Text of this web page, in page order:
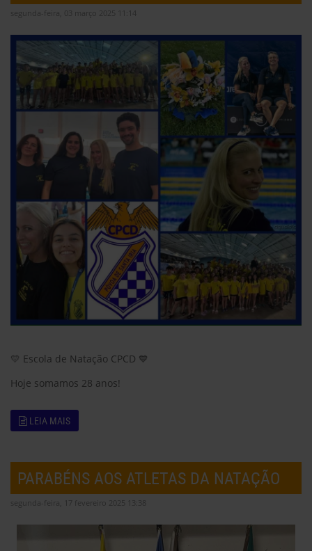
segunda-feira, 03 março 2025 11:14
💛 Escola de Natação CPCD 💙
Hoje somamos 28 anos!
LEIA MAIS
PARABÉNS AOS ATLETAS DA NATAÇÃO
segunda-feira, 17 fevereiro 2025 13:38